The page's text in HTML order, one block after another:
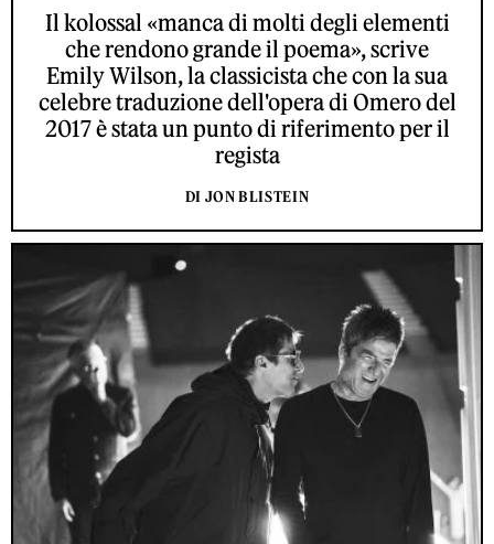
Il kolossal «manca di molti degli elementi
che rendono grande il poema», scrive
Emily Wilson, la classicista che con la sua
celebre traduzione dell'opera di Omero del
2017 è stata un punto di riferimento per il
regista
DI JON BLISTEIN